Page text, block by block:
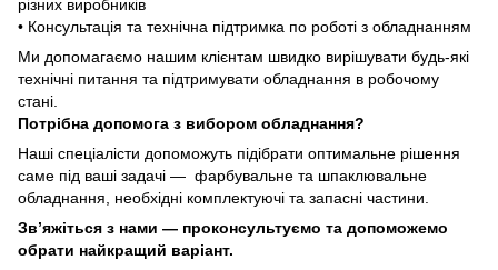
різних виробників
• Консультація та технічна підтримка по роботі з обладнанням
Ми допомагаємо нашим клієнтам швидко вирішувати будь-які
технічні питання та підтримувати обладнання в робочому
стані.
Потрібна допомога з вибором обладнання?
Наші спеціалісти допоможуть підібрати оптимальне рішення
саме під ваші задачі — фарбувальне та шпаклювальне
обладнання, необхідні комплектуючі та запасні частини.
Зв’яжіться з нами — проконсультуємо та допоможемо
обрати найкращий варіант.